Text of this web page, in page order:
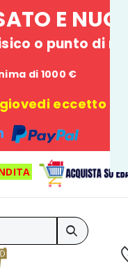
E
o punto di
di 1000 €
eccetto i